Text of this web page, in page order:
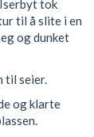
tok
til å slite i en
og dunket
til seier.
og klarte